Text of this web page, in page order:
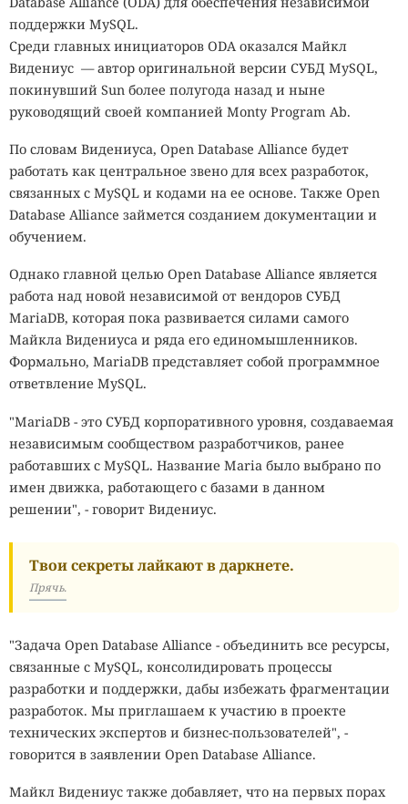
поддержки MySQL.
Cреди главных инициаторов ODA оказался Майкл
Видениус — автор оригинальной версии СУБД MySQL,
покинувший Sun более полугода назад и ныне
руководящий своей компанией Monty Program Ab.
По словам Видениуса, Open Database Alliance будет
работать как центральное звено для всех разработок,
связанных с MySQL и кодами на ее основе. Также Open
Database Alliance займется созданием документации и
обучением.
Однако главной целью Open Database Alliance является
работа над новой независимой от вендоров СУБД
MariaDB, которая пока развивается силами самого
Майкла Видениуса и ряда его единомышленников.
Формально, MariaDB представляет собой программное
ответвление MySQL.
"MariaDB - это СУБД корпоративного уровня, создаваемая
независимым сообществом разработчиков, ранее
работавших с MySQL. Название Maria было выбрано по
имен движка, работающего с базами в данном
решении", - говорит Видениус.
Твои секреты лайкают в даркнете.
Прячь.
"Задача Open Database Alliance - объединить все ресурсы,
связанные с MySQL, консолидировать процессы
разработки и поддержки, дабы избежать фрагментации
разработок. Мы приглашаем к участию в проекте
технических экспертов и бизнес-пользователей", -
говорится в заявлении Open Database Alliance.
Майкл Видениус также добавляет, что на первых порах